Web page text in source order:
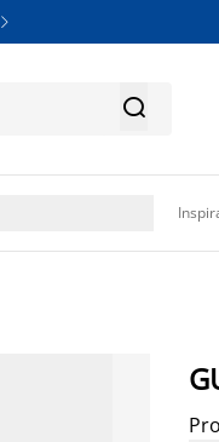

